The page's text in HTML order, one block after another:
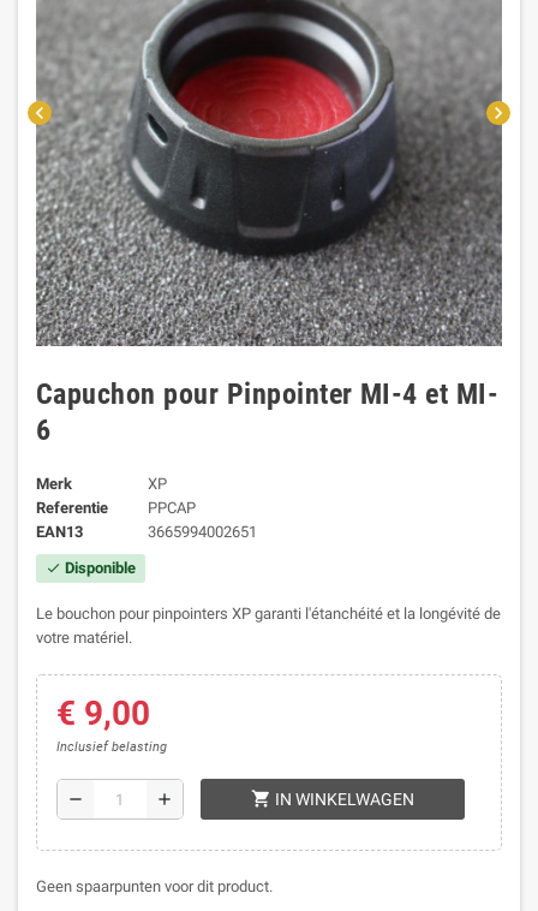
chevron_left chevron_right
Capuchon pour Pinpointer MI-4 et MI-
6
Merk
XP
Referentie
PPCAP
EAN13
3665994002651
check Disponible
Le bouchon pour pinpointers XP garanti l'étanchéité et la longévité de
votre matériel.
€ 9,00
Inclusief belasting
remove add shopping_cart IN WINKELWAGEN
Geen spaarpunten voor dit product.